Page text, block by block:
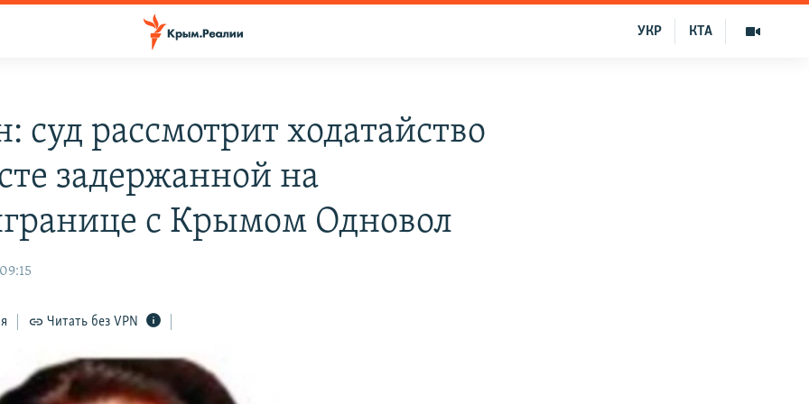
КТА
УКР
суд рассмотрит ходатайство
задержанной на
с Крымом Одновол
Читать без VPN